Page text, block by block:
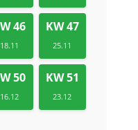
46
18.11
KW 47
25.11
50
16.12
KW 51
23.12